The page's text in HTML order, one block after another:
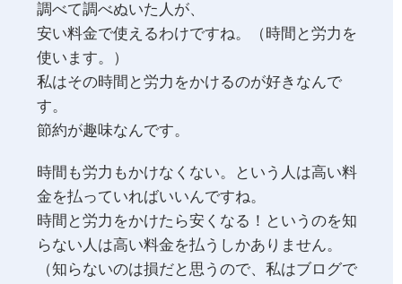
調べて調べぬいた人が、
安い料金で使えるわけですね。（時間と労力を
使います。）
私はその時間と労力をかけるのが好きなんで
す。
節約が趣味なんです。
時間も労力もかけなくない。という人は高い料
金を払っていればいいんですね。
時間と労力をかけたら安くなる！というのを知
らない人は高い料金を払うしかありません。
（知らないのは損だと思うので、私はブログで